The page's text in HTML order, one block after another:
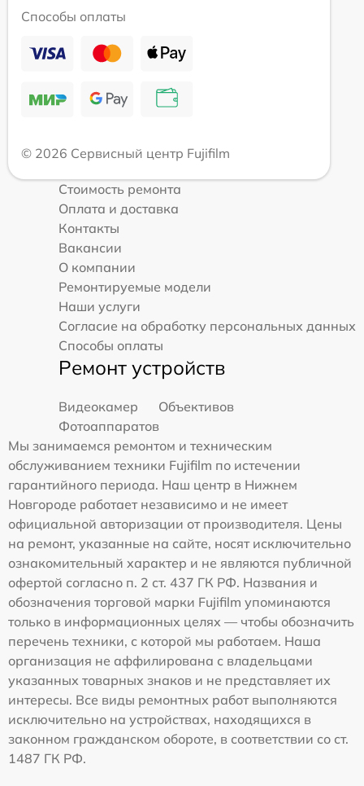
Способы оплаты
© 2026 Сервисный центр Fujifilm
Стоимость ремонта
Оплата и доставка
Контакты
Вакансии
О компании
Ремонтируемые модели
Наши услуги
Согласие на обработку персональных данных
Способы оплаты
Ремонт устройств
Видеокамер
Объективов
Фотоаппаратов
Мы занимаемся ремонтом и техническим
обслуживанием техники Fujifilm по истечении
гарантийного периода. Наш центр в Нижнем
Новгороде работает независимо и не имеет
официальной авторизации от производителя. Цены
на ремонт, указанные на сайте, носят исключительно
ознакомительный характер и не являются публичной
офертой согласно п. 2 ст. 437 ГК РФ. Названия и
обозначения торговой марки Fujifilm упоминаются
только в информационных целях — чтобы обозначить
перечень техники, с которой мы работаем. Наша
организация не аффилирована с владельцами
указанных товарных знаков и не представляет их
интересы. Все виды ремонтных работ выполняются
исключительно на устройствах, находящихся в
законном гражданском обороте, в соответствии со ст.
1487 ГК РФ.